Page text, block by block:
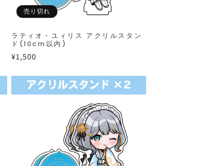
売り切れ
ラティオ・ユィリス アクリルスタン
ド(10cm以内)
通
格
¥1,500